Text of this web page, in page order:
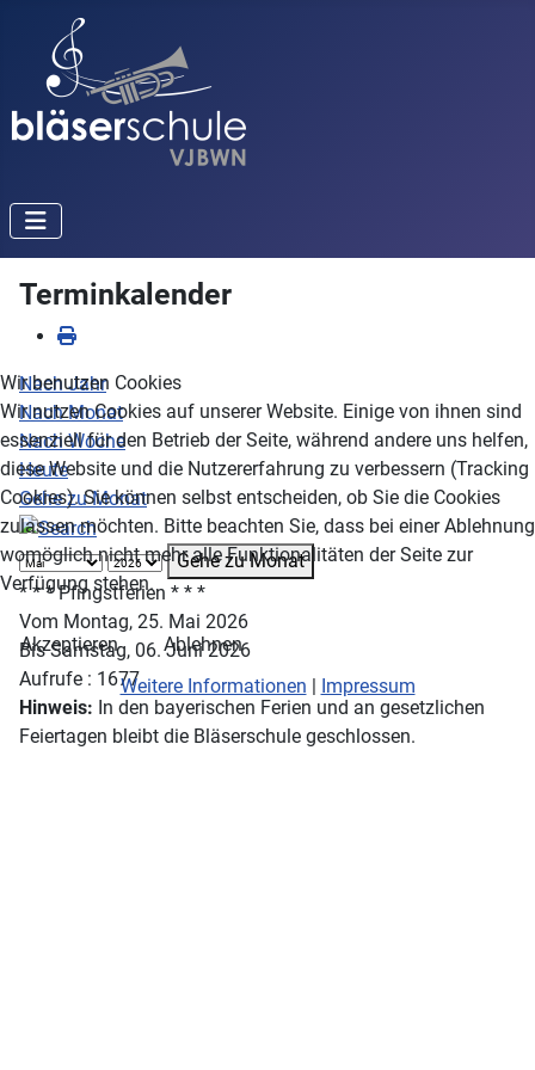
Terminkalender
Nach Jahr
Nach Monat
Nach Woche
Heute
Gehe zu Monat
Gehe zu Monat
* * * Pfingstferien * * *
Vom Montag, 25. Mai 2026
Bis Samstag, 06. Juni 2026
Aufrufe : 1677
Hinweis: In den bayerischen Ferien und an gesetzlichen
Feiertagen bleibt die Bläserschule geschlossen.
Wir benutzen Cookies
Wir nutzen Cookies auf unserer Website. Einige von ihnen sind
essenziell für den Betrieb der Seite, während andere uns helfen,
diese Website und die Nutzererfahrung zu verbessern (Tracking
Cookies). Sie können selbst entscheiden, ob Sie die Cookies
zulassen möchten. Bitte beachten Sie, dass bei einer Ablehnung
womöglich nicht mehr alle Funktionalitäten der Seite zur
Verfügung stehen.
Akzeptieren
Ablehnen
Weitere Informationen | Impressum